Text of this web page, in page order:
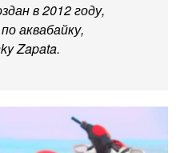
в 2012 году,
аквабайку,
Zapata.